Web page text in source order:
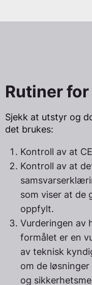
Rutiner
Sjekk at utstyr og
det brukes:
Kontroll av at
Kontroll av at
som viser at de
oppfylt.
Vurderingen av
formålet er en
av teknisk
om de
og